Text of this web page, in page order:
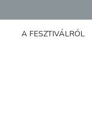
A FESZTIVÁLRÓL